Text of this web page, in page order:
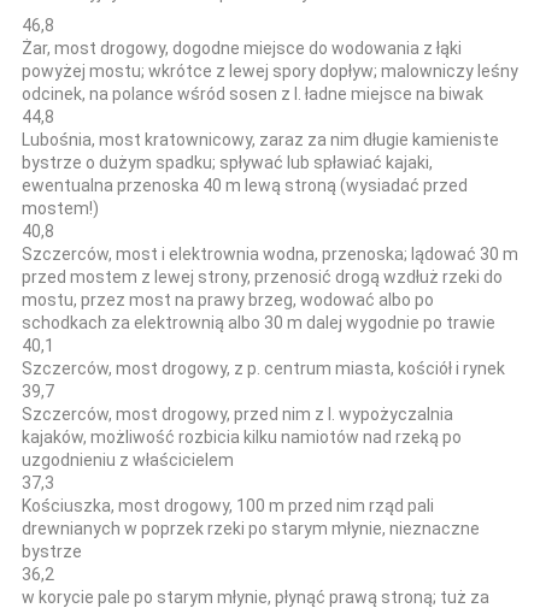
46,8
Żar, most drogowy, dogodne miejsce do wodowania z łąki
powyżej mostu; wkrótce z lewej spory dopływ; malowniczy leśny
odcinek, na polance wśród sosen z l. ładne miejsce na biwak
44,8
Lubośnia, most kratownicowy, zaraz za nim długie kamieniste
bystrze o dużym spadku; spływać lub spławiać kajaki,
ewentualna przenoska 40 m lewą stroną (wysiadać przed
mostem!)
40,8
Szczerców, most i elektrownia wodna, przenoska; lądować 30 m
przed mostem z lewej strony, przenosić drogą wzdłuż rzeki do
mostu, przez most na prawy brzeg, wodować albo po
schodkach za elektrownią albo 30 m dalej wygodnie po trawie
40,1
Szczerców, most drogowy, z p. centrum miasta, kościół i rynek
39,7
Szczerców, most drogowy, przed nim z l. wypożyczalnia
kajaków, możliwość rozbicia kilku namiotów nad rzeką po
uzgodnieniu z właścicielem
37,3
Kościuszka, most drogowy, 100 m przed nim rząd pali
drewnianych w poprzek rzeki po starym młynie, nieznaczne
bystrze
36,2
w korycie pale po starym młynie, płynąć prawą stroną; tuż za